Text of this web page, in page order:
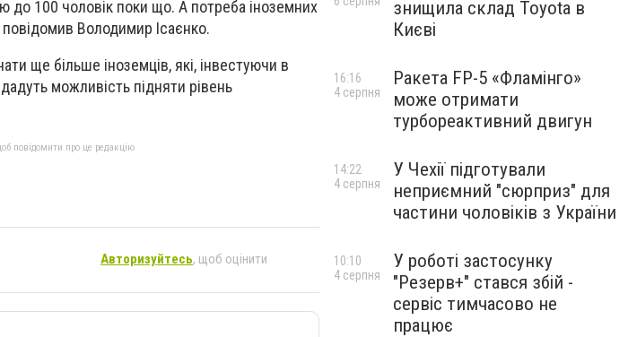
100 чоловік поки що. А потреба іноземних
повідомив Володимир Ісаєнко.
ще більше іноземців, які, інвестуючи в
дадуть можливість підняти рівень
повідомити про це редакцію
Авторизуйтесь, щоб оцінити
знищила склад Toyota в
Києві
Ракета FP-5 «Фламінго»
може отримати
турбореактивний двигун
16:16
4 серпня
У Чехії підготували
неприємний "сюрприз" для
частини чоловіків з України
14:22
4 серпня
У роботі застосунку
"Резерв+" стався збій -
сервіс тимчасово не
працює
10:10
4 серпня